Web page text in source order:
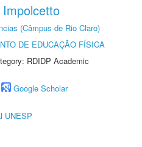
(Câmpus de Rio Claro)
DE EDUCAÇÃO FÍSICA
RDIDP Academic
Google Scholar
UNESP